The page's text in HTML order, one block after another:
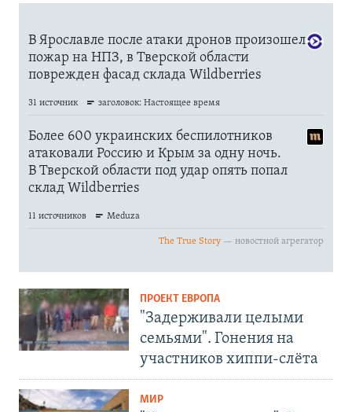
ПРОЕКТ ЕВРОПА
"Задерживали целыми
семьями". Гонения на
участников хиппи-слёта
МИР